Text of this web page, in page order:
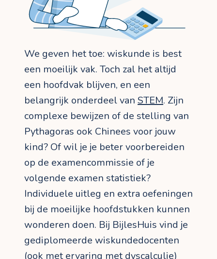
We geven het toe: wiskunde is best
een moeilijk vak. Toch zal het altijd
een hoofdvak blijven, en een
belangrijk onderdeel van STEM. Zijn
complexe bewijzen of de stelling van
Pythagoras ook Chinees voor jouw
kind? Of wil je je beter voorbereiden
op de examencommissie of je
volgende examen statistiek?
Individuele uitleg en extra oefeningen
bij de moeilijke hoofdstukken kunnen
wonderen doen. Bij BijlesHuis vind je
gediplomeerde wiskundedocenten
(ook met ervaring met dyscalculie)